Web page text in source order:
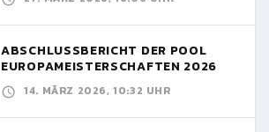
ABSCHLUSSBERICHT DER POOL
EUROPAMEISTERSCHAFTEN 2026
14. MÄRZ 2026, 10:32 UHR